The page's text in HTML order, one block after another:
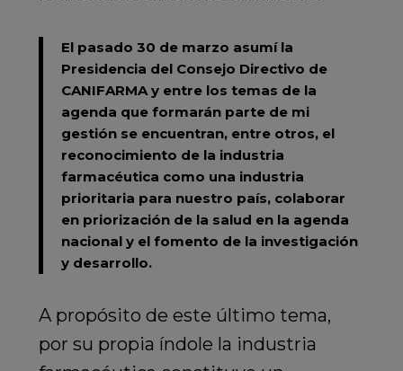
El pasado 30 de marzo asumí la
Presidencia del Consejo Directivo de
CANIFARMA y entre los temas de la
agenda que formarán parte de mi
gestión se encuentran, entre otros, el
reconocimiento de la industria
farmacéutica como una industria
prioritaria para nuestro país, colaborar
en priorización de la salud en la agenda
nacional y el fomento de la investigación
y desarrollo.
A propósito de este último tema,
por su propia índole la industria